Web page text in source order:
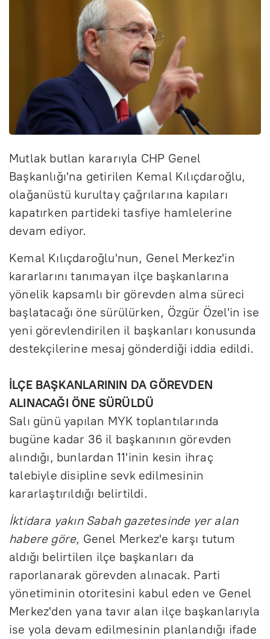
Mutlak butlan kararıyla CHP Genel
Başkanlığı'na getirilen Kemal Kılıçdaroğlu,
olağanüstü kurultay çağrılarına kapıları
kapatırken partideki tasfiye hamlelerine
devam ediyor.
Kemal Kılıçdaroğlu'nun, Genel Merkez'in
kararlarını tanımayan ilçe başkanlarına
yönelik kapsamlı bir görevden alma süreci
başlatacağı öne sürülürken, Özgür Özel'in ise
yeni görevlendirilen il başkanları konusunda
destekçilerine mesaj gönderdiği iddia edildi.
İLÇE BAŞKANLARININ DA GÖREVDEN
ALINACAĞI ÖNE SÜRÜLDÜ
Salı günü yapılan MYK toplantılarında
bugüne kadar 36 il başkanının görevden
alındığı, bunlardan 11'inin kesin ihraç
talebiyle disipline sevk edilmesinin
kararlaştırıldığı belirtildi.
İktidara yakın Sabah gazetesinde yer alan
habere göre, Genel Merkez'e karşı tutum
aldığı belirtilen ilçe başkanları da
raporlanarak görevden alınacak. Parti
yönetiminin otoritesini kabul eden ve Genel
Merkez'den yana tavır alan ilçe başkanlarıyla
ise yola devam edilmesinin planlandığı ifade